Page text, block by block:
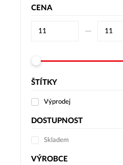
CENA
–⁠
ŠTÍTKY
Výprodej
DOSTUPNOST
Skladem
VÝROBCE